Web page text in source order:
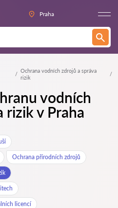
Praha
Ochrana vodních zdrojů a správa
rizik
vodních
rizik v Praha
Ochrana přírodních zdrojů
licencí